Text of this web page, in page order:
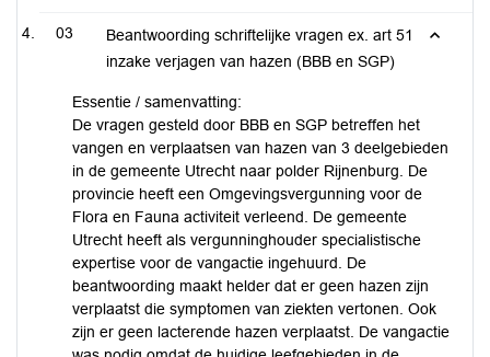
03
Beantwoording schriftelijke vragen ex. art 51
inzake verjagen van hazen (BBB en SGP)
Essentie / samenvatting:
De vragen gesteld door BBB en SGP betreffen het
vangen en verplaatsen van hazen van 3 deelgebieden
in de gemeente Utrecht naar polder Rijnenburg. De
provincie heeft een Omgevingsvergunning voor de
Flora en Fauna activiteit verleend. De gemeente
Utrecht heeft als vergunninghouder specialistische
expertise voor de vangactie ingehuurd. De
beantwoording maakt helder dat er geen hazen zijn
verplaatst die symptomen van ziekten vertonen. Ook
zijn er geen lacterende hazen verplaatst. De vangactie